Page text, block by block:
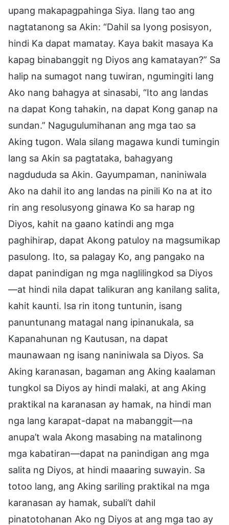
upang makapagpahinga Siya. Ilang tao ang
nagtatanong sa Akin: “Dahil sa Iyong posisyon,
hindi Ka dapat mamatay. Kaya bakit masaya Ka
kapag binabanggit ng Diyos ang kamatayan?” Sa
halip na sumagot nang tuwiran, ngumingiti lang
Ako nang bahagya at sinasabi, “Ito ang landas
na dapat Kong tahakin, na dapat Kong ganap na
sundan.” Nagugulumihanan ang mga tao sa
Aking tugon. Wala silang magawa kundi tumingin
lang sa Akin sa pagtataka, bahagyang
nagdududa sa Akin. Gayumpaman, naniniwala
Ako na dahil ito ang landas na pinili Ko na at ito
rin ang resolusyong ginawa Ko sa harap ng
Diyos, kahit na gaano katindi ang mga
paghihirap, dapat Akong patuloy na magsumikap
pasulong. Ito, sa palagay Ko, ang pangako na
dapat panindigan ng mga naglilingkod sa Diyos
—at hindi nila dapat talikuran ang kanilang salita,
kahit kaunti. Isa rin itong tuntunin, isang
panuntunang matagal nang ipinanukala, sa
Kapanahunan ng Kautusan, na dapat
maunawaan ng isang naniniwala sa Diyos. Sa
Aking karanasan, bagaman ang Aking kaalaman
tungkol sa Diyos ay hindi malaki, at ang Aking
praktikal na karanasan ay hamak, na hindi man
nga lang karapat-dapat na mabanggit—na
anupa’t wala Akong masabing na matalinong
mga kabatiran—dapat na panindigan ang mga
salita ng Diyos, at hindi maaaring suwayin. Sa
totoo lang, ang Aking sariling praktikal na mga
karanasan ay hamak, subali’t dahil
pinatotohanan Ako ng Diyos at ang mga tao ay